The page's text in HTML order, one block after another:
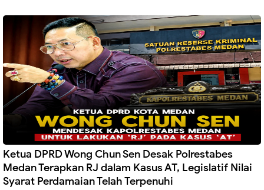
Ketua DPRD Wong Chun Sen Desak Polrestabes
Medan Terapkan RJ dalam Kasus AT, Legislatif Nilai
Syarat Perdamaian Telah Terpenuhi